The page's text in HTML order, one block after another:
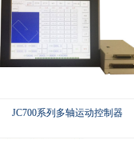
JC700系列多轴运动控制器